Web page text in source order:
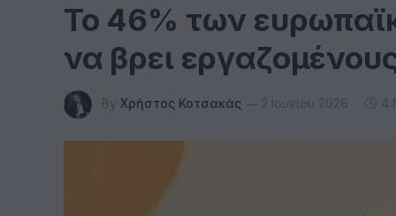
Το 46% των
να βρει
By Χρήστος Κοτσακάς 2 Ιουνίου 2026 4